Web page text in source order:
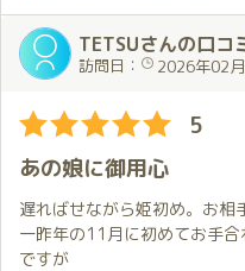
ハマったら戻れなくなりそう
います（笑）助けて（笑）
TETSUさんの口コ
訪問日： 2026年02
5
あの娘に御用心
遅ればせながら姫初め。お相
一昨年の11月に初めてお手
ですが